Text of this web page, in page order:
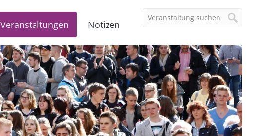
Veranstaltungen Notizen